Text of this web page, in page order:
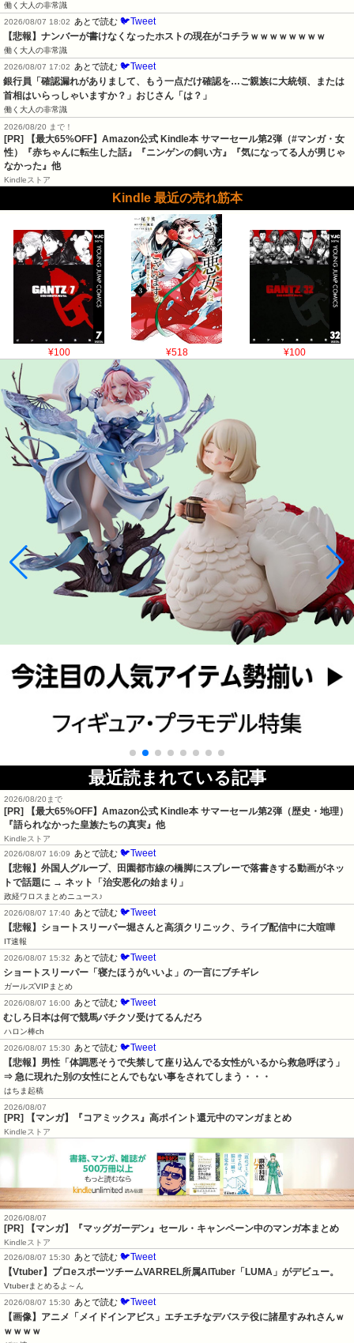
働く大人の非常識
2026/08/07 18:02
あとで読む 🐦Tweet
【悲報】ナンバーが書けなくなったホストの現在がコチラｗｗｗｗｗｗｗｗ
働く大人の非常識
2026/08/07 17:02
あとで読む 🐦Tweet
銀行員「確認漏れがありまして、もう一点だけ確認を…ご親族に大統領、または
首相はいらっしゃいますか？」おじさん「は？」
働く大人の非常識
2026/08/20 まで！
[PR]
【最大65%OFF】Amazon公式 Kindle本 サマーセール第2弾（#マンガ・女
性）『赤ちゃんに転生した話』『ニンゲンの飼い方』『気になってる人が男じゃ
なかった』他
Kindleストア
Kindle 最近の売れ筋本
¥100 ¥518 ¥100
最近読まれている記事
2026/08/20まで
[PR]
【最大65%OFF】Amazon公式 Kindle本 サマーセール第2弾（歴史・地理）
『語られなかった皇族たちの真実』他
Kindleストア
2026/08/07 16:09
あとで読む 🐦Tweet
【悲報】外国人グループ、田園都市線の橋脚にスプレーで落書きする動画がネッ
トで話題に → ネット「治安悪化の始まり」
政経ワロスまとめニュース♪
2026/08/07 17:40
あとで読む 🐦Tweet
【悲報】ショートスリーパー堀さんと高須クリニック、ライブ配信中に大喧嘩
IT速報
2026/08/07 15:32
あとで読む 🐦Tweet
ショートスリーパー「寝たほうがいいよ」の一言にブチギレ
ガールズVIPまとめ
2026/08/07 16:00
あとで読む 🐦Tweet
むしろ日本は何で競馬バチクソ受けてるんだろ
ハロン棒ch
2026/08/07 15:30
あとで読む 🐦Tweet
【悲報】男性「体調悪そうで失禁して座り込んでる女性がいるから救急呼ぼう」
⇒ 急に現れた別の女性にとんでもない事をされてしまう・・・
はちま起稿
2026/08/07
[PR] 【マンガ】『コアミックス』高ポイント還元中のマンガまとめ
Kindleストア
2026/08/07
[PR] 【マンガ】『マッグガーデン』セール・キャンペーン中のマンガ本まとめ
Kindleストア
2026/08/07 15:30
あとで読む 🐦Tweet
【Vtuber】プロeスポーツチームVARREL所属AITuber「LUMA」がデビュー。
Vtuberまとめるよ～ん
2026/08/07 15:30
あとで読む 🐦Tweet
【画像】アニメ「メイドインアビス」エチエチなデバステ役に諸星すみれさんｗ
ｗｗｗｗ